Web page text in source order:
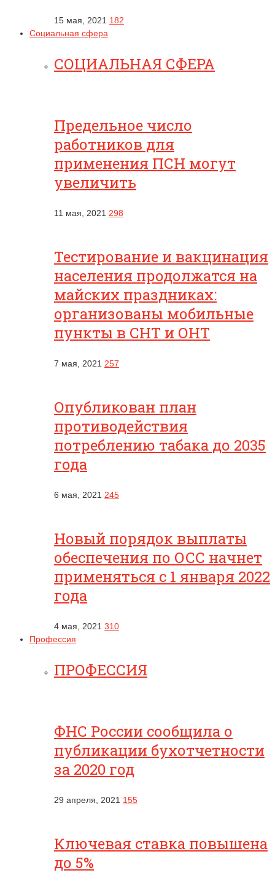
15 мая, 2021 182
Социальная сфера
СОЦИАЛЬНАЯ СФЕРА
Предельное число
работников для
применения ПСН могут
увеличить
11 мая, 2021 298
Тестирование и вакцинация
населения продолжатся на
майских праздниках:
организованы мобильные
пункты в СНТ и ОНТ
7 мая, 2021 257
Опубликован план
противодействия
потреблению табака до 2035
года
6 мая, 2021 245
Новый порядок выплаты
обеспечения по ОСС начнет
применяться с 1 января 2022
года
4 мая, 2021 310
Профессия
ПРОФЕССИЯ
ФНС России сообщила о
публикации бухотчетности
за 2020 год
29 апреля, 2021 155
Ключевая ставка повышена
до 5%